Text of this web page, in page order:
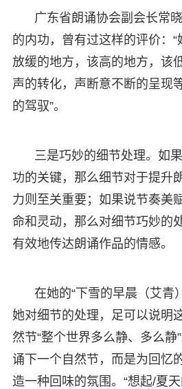
广东省朗诵协会副会长常
的内功，曾有过这样的评价：
放缓的地方，该高的地方，该
声的转化，声断意不断的呈现
的驾驭”。
三是巧妙的细节处理。如
功的关键，那么细节对于提升
力则至关重要；如果说节奏美
命和灵动，那么对细节巧妙的
有效地传达朗诵作品的情感。
在她的“下雪的早晨（艾青
她对细节的处理，足可以说明
然节“整个世界多么静、多么静
诵下一个自然节，而是为回忆
造一种回味的氛围。“想起/夏天